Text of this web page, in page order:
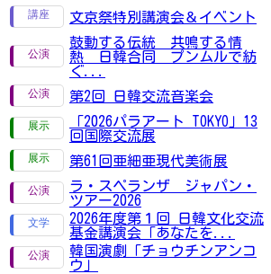
文京祭特別講演会＆イベント
鼓動する伝統 共鳴する情
熱 日韓合同 プンムルで紡
ぐ...
第2回 日韓交流音楽会
「2026パラアート TOKYO」13
回国際交流展
第61回亜細亜現代美術展
ラ・スペランザ ジャパン・
ツアー2026
2026年度第１回 日韓文化交流
基金講演会「あなたを...
韓国演劇「チョウチンアンコ
ウ」